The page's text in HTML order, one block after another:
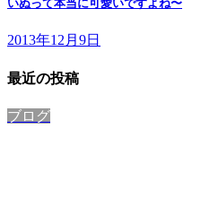
いぬって本当に可愛いですよね〜
2013年12月9日
最近の投稿
ブログ